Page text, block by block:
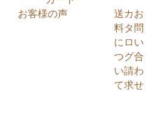
お客様の声
送
料
に
つ
い
て
カ
タ
ロ
グ
請
求
お
問
い
合
わ
せ